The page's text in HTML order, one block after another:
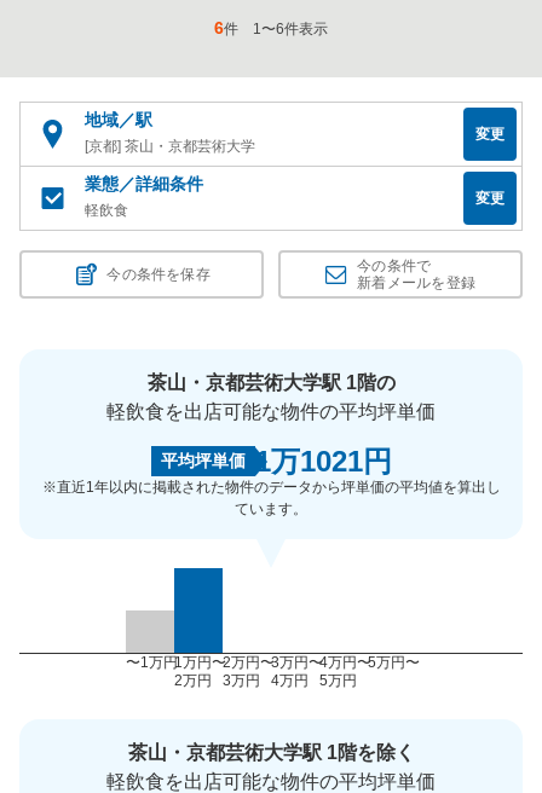
6件 1〜6件表示
地域／駅
[京都] 茶山・京都芸術大学
変更
業態／詳細条件
軽飲食
変更
今の条件を保存
今の条件で
新着メールを登録
茶山・京都芸術大学駅 1階の
軽飲食を出店可能な物件の平均坪単価
平均坪単価 1万1021円
※直近1年以内に掲載された物件のデータから坪単価の平均値を算出し
ています。
〜1万円1万円〜
2万円
2万円〜
3万円
3万円〜
4万円
4万円〜
5万円
5万円〜
茶山・京都芸術大学駅 1階を除く
軽飲食を出店可能な物件の平均坪単価